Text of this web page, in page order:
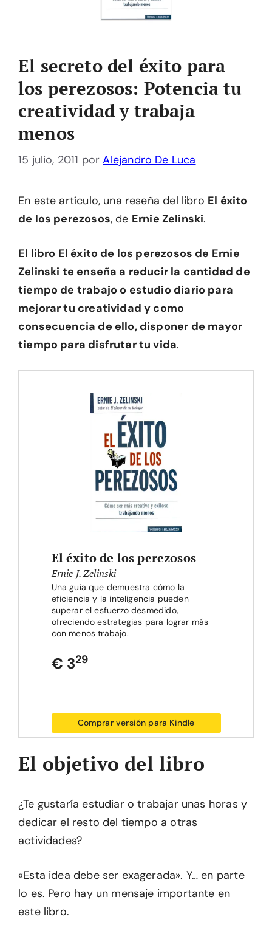
El secreto del éxito para
los perezosos: Potencia tu
creatividad y trabaja
menos
15 julio, 2011 porAlejandro De Luca
En este artículo, una reseña del libro El éxito
de los perezosos, de Ernie Zelinski.
El libro El éxito de los perezosos de Ernie
Zelinski te enseña a reducir la cantidad de
tiempo de trabajo o estudio diario para
mejorar tu creatividad y como
consecuencia de ello, disponer de mayor
tiempo para disfrutar tu vida.
El éxito de los perezosos
Ernie J. Zelinski
Una guía que demuestra cómo la
eficiencia y la inteligencia pueden
superar el esfuerzo desmedido,
ofreciendo estrategias para lograr más
con menos trabajo.
€ 329
Comprar versión para Kindle
El objetivo del libro
¿Te gustaría estudiar o trabajar unas horas y
dedicar el resto del tiempo a otras
actividades?
«Esta idea debe ser exagerada». Y… en parte
lo es. Pero hay un mensaje importante en
este libro.